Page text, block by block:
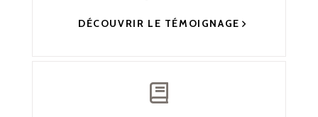
DÉCOUVRIR LE TÉMOIGNAGE